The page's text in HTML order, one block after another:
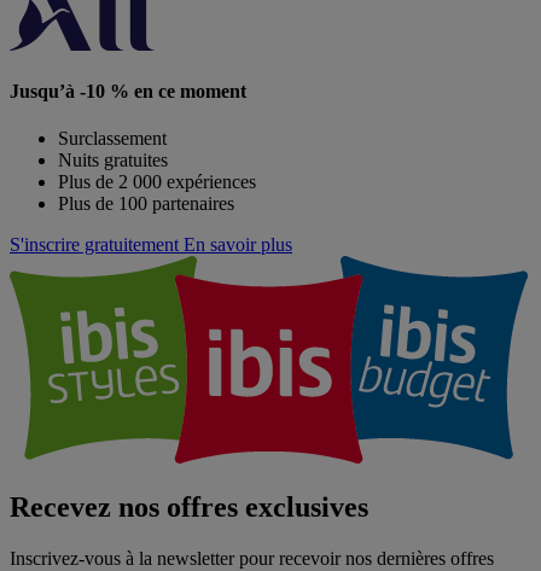
Jusqu’à -10 % en ce moment
Surclassement
Nuits gratuites
Plus de 2 000 expériences
Plus de 100 partenaires
S'inscrire gratuitement En savoir plus
Recevez nos offres exclusives
Inscrivez-vous à la newsletter pour recevoir nos dernières offres